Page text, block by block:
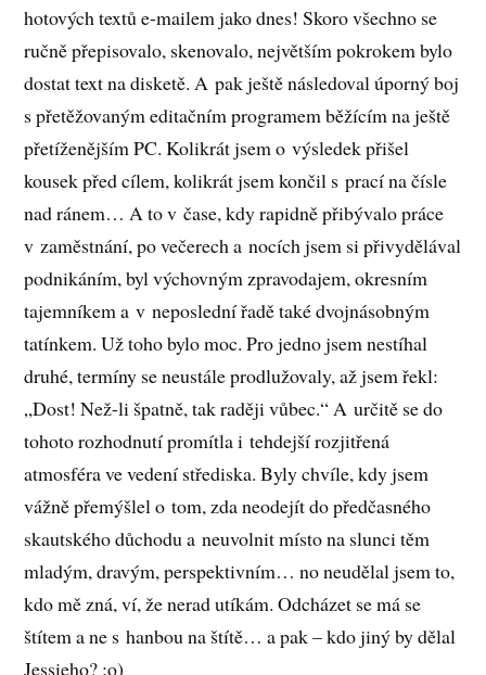
hotových textů e-mailem jako dnes! Skoro všechno se
ručně přepisovalo, skenovalo, největším pokrokem bylo
dostat text na disketě. A pak ještě následoval úporný boj
s přetěžovaným editačním programem běžícím na ještě
přetíženějším PC. Kolikrát jsem o výsledek přišel
kousek před cílem, kolikrát jsem končil s prací na čísle
nad ránem… A to v čase, kdy rapidně přibývalo práce
v zaměstnání, po večerech a nocích jsem si přivydělával
podnikáním, byl výchovným zpravodajem, okresním
tajemníkem a v neposlední řadě také dvojnásobným
tatínkem. Už toho bylo moc. Pro jedno jsem nestíhal
druhé, termíny se neustále prodlužovaly, až jsem řekl:
„Dost! Než-li špatně, tak raději vůbec.“ A určitě se do
tohoto rozhodnutí promítla i tehdejší rozjitřená
atmosféra ve vedení střediska. Byly chvíle, kdy jsem
vážně přemýšlel o tom, zda neodejít do předčasného
skautského důchodu a neuvolnit místo na slunci těm
mladým, dravým, perspektivním… no neudělal jsem to,
kdo mě zná, ví, že nerad utíkám. Odcházet se má se
štítem a ne s hanbou na štítě… a pak – kdo jiný by dělal
Jessieho? :o)